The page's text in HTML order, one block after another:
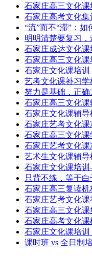
石家庄高三文化课
石家庄高考文化
“流”而不“滞”：如
明明清楚要复习，
石家庄成达文化课
石家庄高三文化课
石家庄文化课培
艺考文化课补习
努力是基础，正
石家庄高三文化
石家庄文化课辅导
石家庄艺考文化课
石家庄高三文化课
石家庄艺考文化课
艺术生文化课辅导
石家庄文化课培
只背不练，等于白
石家庄高三复读机
石家庄艺考文化
石家庄高三文化课
石家庄高考文化课
石家庄文化课培训
课时班 vs 全日制